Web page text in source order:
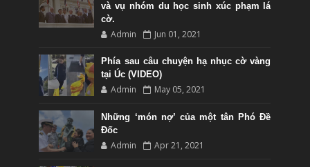
và vụ nhóm du học sinh xúc phạm lá
cờ.
Admin Jun 01, 2021
Phía sau câu chuyện hạ nhục cờ vàng
tại Úc (VIDEO)
Admin May 05, 2021
Những ‘món nợ’ của một tân Phó Đề
Đốc
Admin Apr 21, 2021